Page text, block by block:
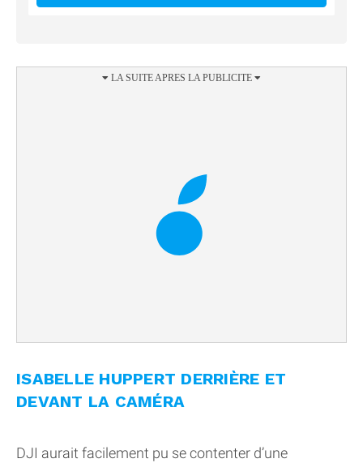
ISABELLE HUPPERT DERRIÈRE ET
DEVANT LA CAMÉRA
DJI aurait facilement pu se contenter d’une